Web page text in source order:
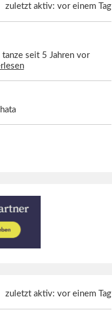
zuletzt aktiv: vor einem Tag
seit 5 Jahren vor
zuletzt aktiv: vor einem Tag